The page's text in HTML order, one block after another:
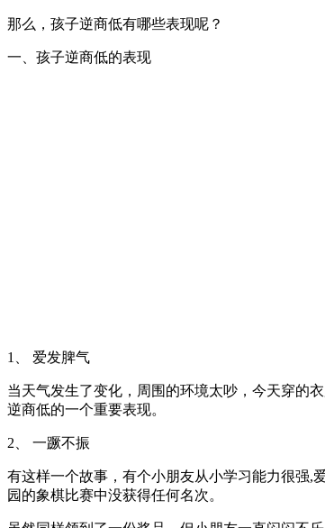
那么，孩子逆商低有哪些表现呢？
一、孩子逆商低的表现
1、 爱发脾气
当天气发生了变化，周围的环境太吵，今天穿的
逆商低的一个重要表现。
2、 一蹶不振
有这样一个故事，有个小朋友从小学习能力很强,
园的象棋比赛中没获得任何名次。